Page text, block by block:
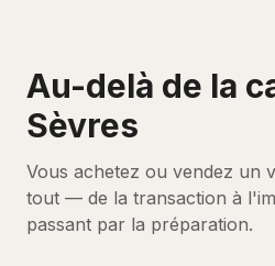
Au-delà de la
Sèvres
Vous achetez ou vendez un
tout — de la transaction à
passant par la préparation.